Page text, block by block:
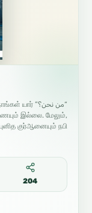
இல்லை. மேலும்,
குர்ஆனையும் நபி…
204